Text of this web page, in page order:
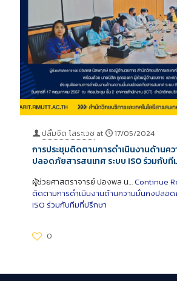
ปลื้มจิต โสระเวช at 17/05/2024
การประชุมติดตามการดำเนินงานด้านค
ปลอดภัยสารสนเทศ ระบบ ISO ร่วมกับที
ผู้ช่วยศาสตราจารย์ ปองพล น… Continue
ติดตามการดำเนินงานด้านความมั่นคงปลอด
ISO ร่วมกับทีมที่ปรึกษา
0